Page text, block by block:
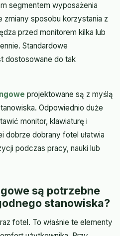
segmentem wyposażenia
sposobu korzystania z
przed monitorem kilka lub
Standardowe
dostosowane do tak
projektowane są z myślą
Odpowiednio duże
monitor, klawiaturę i
dobrze dobrany fotel ułatwia
podczas pracy, nauki lub
są potrzebne
stanowiska?
fotel. To właśnie te elementy